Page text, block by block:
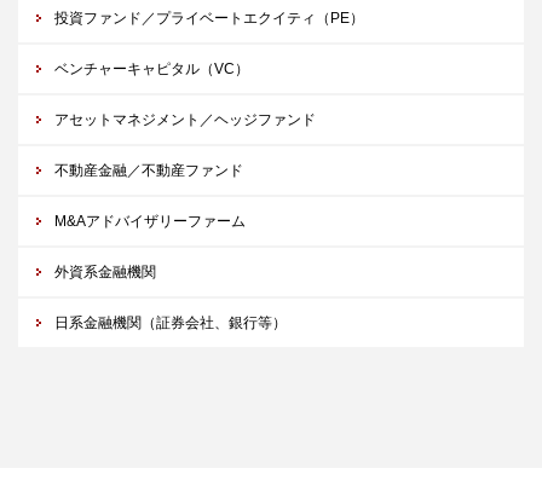
投資ファンド／プライベートエクイティ（PE）
ベンチャーキャピタル（VC）
アセットマネジメント／ヘッジファンド
不動産金融／不動産ファンド
M&Aアドバイザリーファーム
外資系金融機関
日系金融機関（証券会社、銀行等）